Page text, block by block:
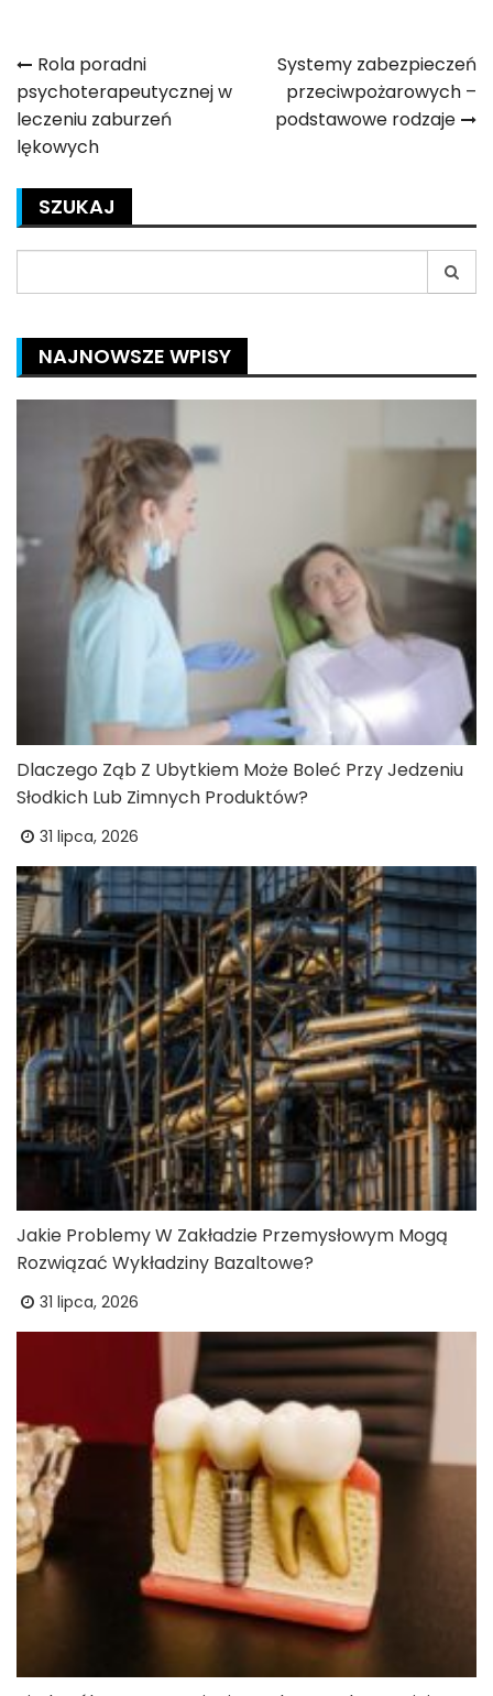
Nawigacja
wpisu
Rola poradni
psychoterapeutycznej w
leczeniu zaburzeń
lękowych
Systemy zabezpieczeń
przeciwpożarowych –
podstawowe rodzaje
SZUKAJ
for:
NAJNOWSZE WPISY
Dlaczego Ząb Z Ubytkiem Może Boleć Przy Jedzeniu
Słodkich Lub Zimnych Produktów?
31 lipca, 2026
Jakie Problemy W Zakładzie Przemysłowym Mogą
Rozwiązać Wykładziny Bazaltowe?
31 lipca, 2026